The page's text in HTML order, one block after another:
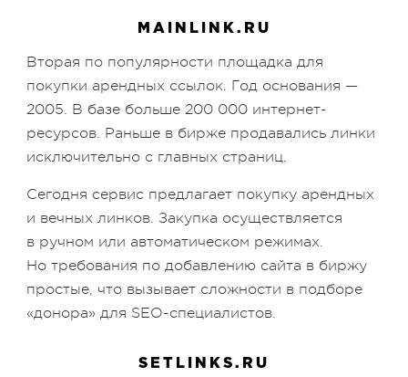
MAINLINK.RU
Вторая по популярности площадка для
покупки арендных ссылок. Год основания —
2005. В базе больше 200 000 интернет-
ресурсов. Раньше в бирже продавались линки
исключительно с главных страниц.
Сегодня сервис предлагает покупку арендных
и вечных линков. Закупка осуществляется
в ручном или автоматическом режимах.
Но требования по добавлению сайта в биржу
простые, что вызывает сложности в подборе
«донора» для SEO-специалистов.
SETLINKS.RU